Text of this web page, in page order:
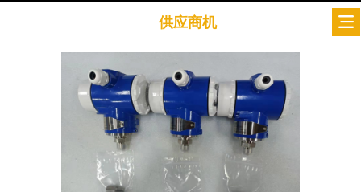
供应商机